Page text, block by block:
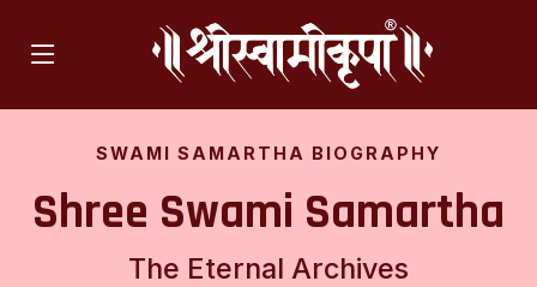
SATAM MAHARAJ
दाणोलीश्वर
अर्थात सद्गुरू श्री समर्थ साटम